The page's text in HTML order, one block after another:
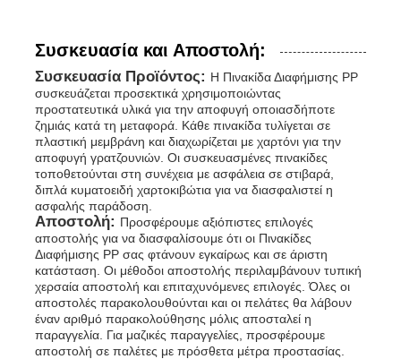
Συσκευασία και Αποστολή:
Συσκευασία Προϊόντος: Η Πινακίδα Διαφήμισης PP
συσκευάζεται προσεκτικά χρησιμοποιώντας
προστατευτικά υλικά για την αποφυγή οποιασδήποτε
ζημιάς κατά τη μεταφορά. Κάθε πινακίδα τυλίγεται σε
πλαστική μεμβράνη και διαχωρίζεται με χαρτόνι για την
αποφυγή γρατζουνιών. Οι συσκευασμένες πινακίδες
τοποθετούνται στη συνέχεια με ασφάλεια σε στιβαρά,
διπλά κυματοειδή χαρτοκιβώτια για να διασφαλιστεί η
ασφαλής παράδοση.
Αποστολή: Προσφέρουμε αξιόπιστες επιλογές
αποστολής για να διασφαλίσουμε ότι οι Πινακίδες
Διαφήμισης PP σας φτάνουν εγκαίρως και σε άριστη
κατάσταση. Οι μέθοδοι αποστολής περιλαμβάνουν τυπική
χερσαία αποστολή και επιταχυνόμενες επιλογές. Όλες οι
αποστολές παρακολουθούνται και οι πελάτες θα λάβουν
έναν αριθμό παρακολούθησης μόλις αποσταλεί η
παραγγελία. Για μαζικές παραγγελίες, προσφέρουμε
αποστολή σε παλέτες με πρόσθετα μέτρα προστασίας.